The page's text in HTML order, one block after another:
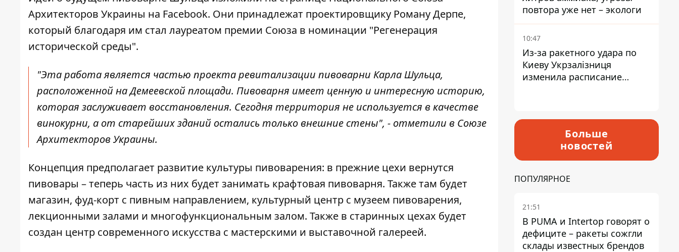
Архитекторов Украины на Facebook. Они принадлежат проектировщику Роману Дерпе,
который благодаря им стал лауреатом премии Союза в номинации "Регенерация
исторической среды".
"Эта работа является частью проекта ревитализации пивоварни Карла Шульца,
расположенной на Демеевской площади. Пивоварня имеет ценную и интересную историю,
которая заслуживает восстановления. Сегодня территория не используется в качестве
винокурни, а от старейших зданий остались только внешние стены", - отметили в Союзе
Архитекторов Украины.
Концепция предполагает развитие культуры пивоварения: в прежние цехи вернутся
пивовары – теперь часть из них будет занимать крафтовая пивоварня. Также там будет
магазин, фуд-корт с пивным направлением, культурный центр с музеем пивоварения,
лекционными залами и многофункциональным залом. Также в старинных цехах будет
создан центр современного искусства с мастерскими и выставочной галереей.
повтора уже нет – экологи
10:47
Из-за ракетного удара по
Киеву Укрзалізниця
изменила расписание
Больше
новостей
ПОПУЛЯРНОЕ
21:51
В PUMA и Intertop говорят о
дефиците – ракеты сожгли
склады известных брендов